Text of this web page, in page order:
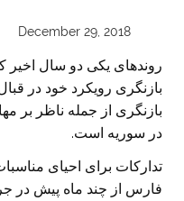
December 29, 2018
روندهای یکی دو سال
بازنگری رویکرد خود در
بازنگری از جمله ناظر بر
در سوریه است.
تدارکات برای احیای
فارس از چند ماه پیش در